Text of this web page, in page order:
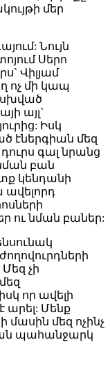
մեր
Նույն
Սերո
Վիլյամ
ոչ մի կապ
այլ`
Իսկ
էներգիան մեզ
գալ նրանց
բան
կենդանի
ավելորդ
ու նման բաներ:
չի
որ ավելի
արել: Մենք
մասին մեզ ոչինչ
պահանջարկ